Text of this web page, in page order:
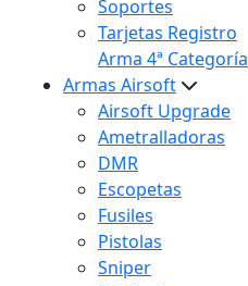
Soportes
Tarjetas Registro
Arma 4ª Categoría
Armas Airsoft
Airsoft Upgrade
Ametralladoras
DMR
Escopetas
Fusiles
Pistolas
Sniper